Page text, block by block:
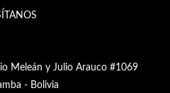
Meleán y Julio Arauco #1069
- Bolivia